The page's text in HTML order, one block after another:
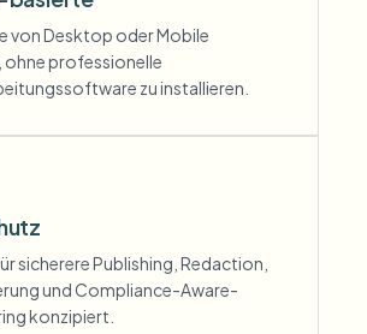
von Desktop oder Mobile
ohne professionelle
zu installieren.
sicherere Publishing, Redaction,
und Compliance-Aware-
konzipiert.